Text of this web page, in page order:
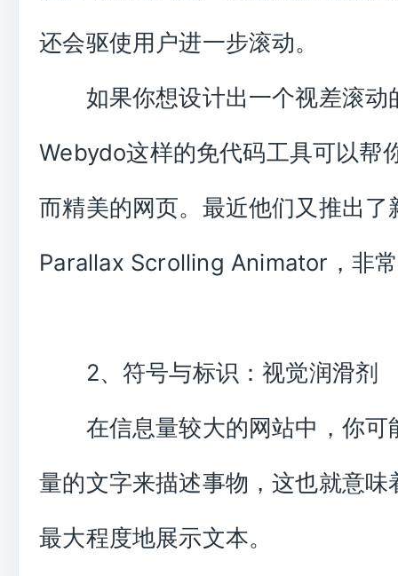
还会驱使用户进一步滚动。
如果你想设计出一个视差滚动
Webydo这样的免代码工具可以帮
而精美的网页。最近他们又推出了
Parallax Scrolling Animator，非
2、符号与标识：视觉润滑剂
在信息量较大的网站中，你可
量的文字来描述事物，这也就意味
最大程度地展示文本。